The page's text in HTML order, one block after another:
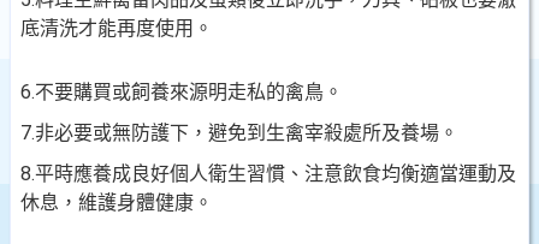
底清洗才能再度使用。
6.不要購買或飼養來源明走私的禽鳥。
7.非必要或無防護下，避免到生禽宰殺處所及養場。
8.平時應養成良好個人衛生習慣、注意飲食均衡適當運動及
休息，維護身體健康。